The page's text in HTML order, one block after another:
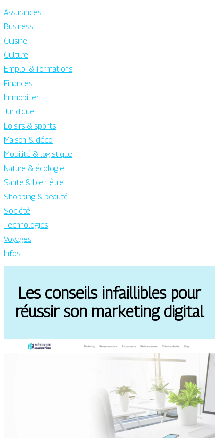
Assurances
Business
Cuisine
Culture
Emploi & formations
Finances
Immobilier
Juridique
Loisirs & sports
Maison & déco
Mobilité & logistique
Nature & écologie
Santé & bien-être
Shopping & beauté
Société
Technologies
Voyages
Infos
Les conseils infaillibles pour
réussir son marketing digital